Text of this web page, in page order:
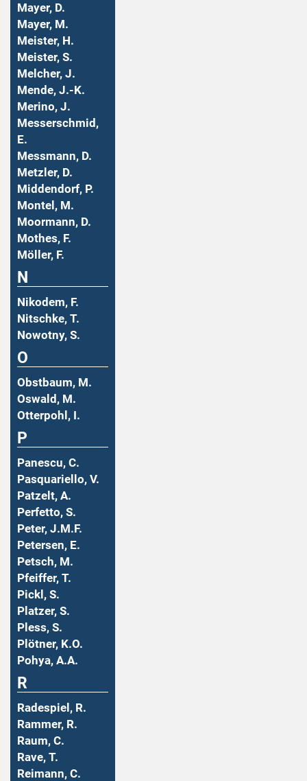
Mayer, D.
Mayer, M.
Meister, H.
Meister, S.
Melcher, J.
Mende, J.-K.
Merino, J.
Messerschmid,
E.
Messmann, D.
Metzler, D.
Middendorf, P.
Montel, M.
Moormann, D.
Mothes, F.
Möller, F.
N
Nikodem, F.
Nitschke, T.
Nowotny, S.
O
Obstbaum, M.
Oswald, M.
Otterpohl, I.
P
Panescu, C.
Pasquariello, V.
Patzelt, A.
Perfetto, S.
Peter, J.M.F.
Petersen, E.
Petsch, M.
Pfeiffer, T.
Pickl, S.
Platzer, S.
Pless, S.
Plötner, K.O.
Pohya, A.A.
R
Radespiel, R.
Rammer, R.
Raum, C.
Rave, T.
Reimann, C.